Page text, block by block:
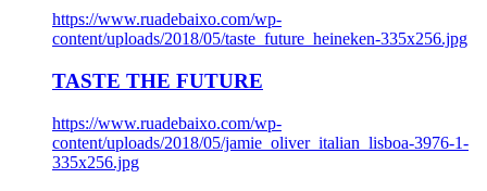
https://www.ruadebaixo.com/wp-
content/uploads/2018/05/taste_future_heineken-335x256.jpg
TASTE THE FUTURE
https://www.ruadebaixo.com/wp-
content/uploads/2018/05/jamie_oliver_italian_lisboa-3976-1-
335x256.jpg